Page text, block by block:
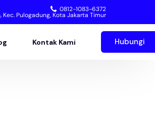
0812-1083-6372
Kec. Pulogadung, Kota Jakarta Timur
Kontak Kami Hubungi